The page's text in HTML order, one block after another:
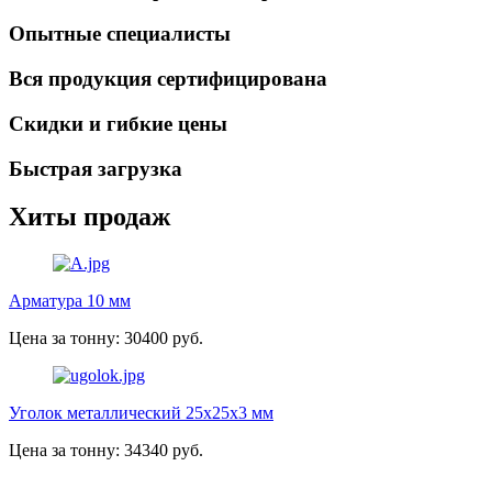
Опытные специалисты
Вся продукция сертифицирована
Скидки и гибкие цены
Быстрая загрузка
Хиты продаж
Арматура 10 мм
Цена за тонну: 30400 руб.
Уголок металлический 25х25х3 мм
Цена за тонну: 34340 руб.